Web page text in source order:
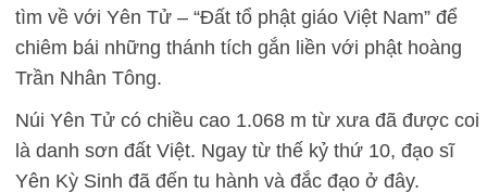
tìm về với Yên Tử – “Đất tổ phật giáo Việt Nam” để
chiêm bái những thánh tích gắn liền với phật hoàng
Trần Nhân Tông.
Núi Yên Tử có chiều cao 1.068 m từ xưa đã được coi
là danh sơn đất Việt. Ngay từ thế kỷ thứ 10, đạo sĩ
Yên Kỳ Sinh đã đến tu hành và đắc đạo ở đây.